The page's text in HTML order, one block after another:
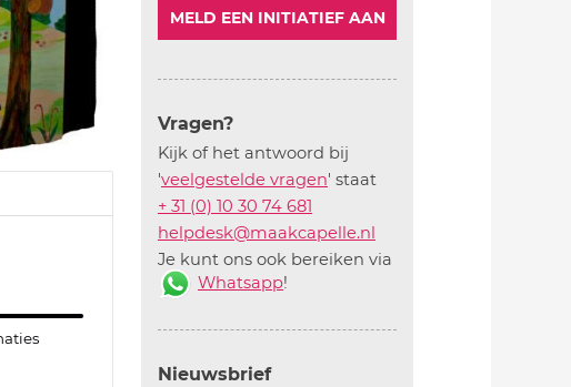
MELD EEN INITIATIEF AAN
Vragen?
Kijk of het antwoord bij
'veelgestelde vragen' staat
+ 31 (0) 10 30 74 681
helpdesk@maakcapelle.nl
Je kunt ons ook bereiken via
Whatsapp!
Nieuwsbrief